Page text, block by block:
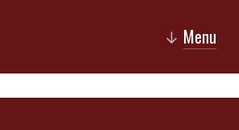
↓ Menu